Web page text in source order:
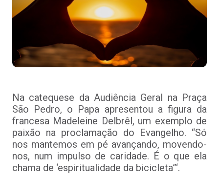
Na catequese da Audiência Geral na Praça
São Pedro, o Papa apresentou a figura da
francesa Madeleine Delbrêl, um exemplo de
paixão na proclamação do Evangelho. “Só
nos mantemos em pé avançando, movendo-
nos, num impulso de caridade. É o que ela
chama de ‘espiritualidade da bicicleta”‘.